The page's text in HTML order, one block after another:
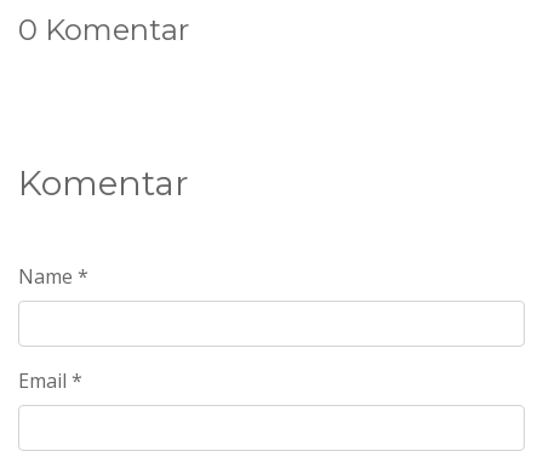
0 Komentar
Komentar
Name *
Email *